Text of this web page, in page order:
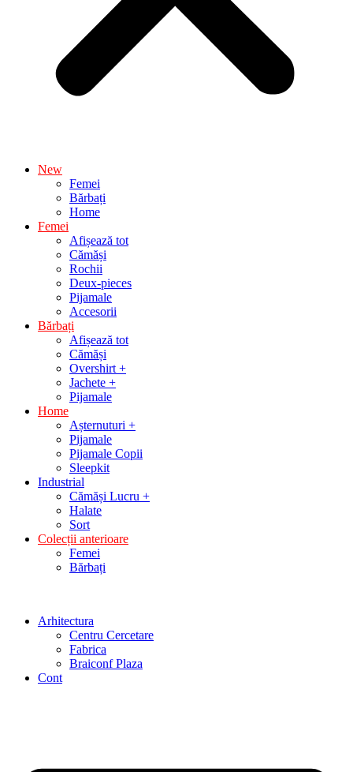
New
Femei
Bărbați
Home
Femei
Afișează tot
Cămăși
Rochii
Deux-pieces
Pijamale
Accesorii
Bărbați
Afișează tot
Cămăși
Overshirt +
Jachete +
Pijamale
Home
Așternuturi +
Pijamale
Pijamale Copii
Sleepkit
Industrial
Cămăși Lucru +
Halate
Sort
Colecții anterioare
Femei
Bărbați
Arhitectura
Centru Cercetare
Fabrica
Braiconf Plaza
Cont